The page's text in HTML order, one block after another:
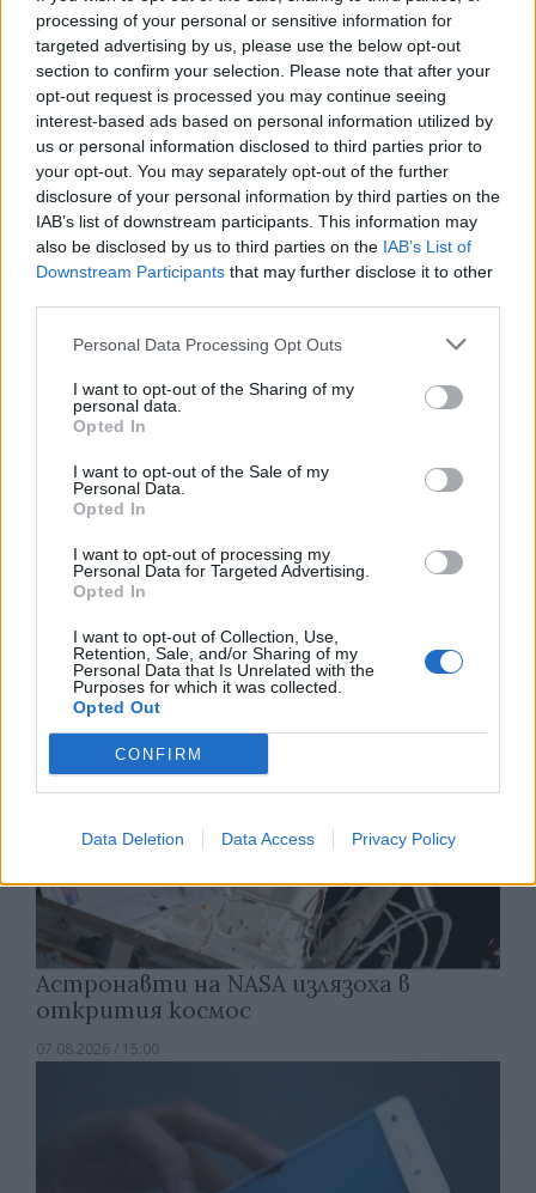
processing of your personal or sensitive information for
targeted advertising by us, please use the below opt-out
section to confirm your selection. Please note that after your
opt-out request is processed you may continue seeing
interest-based ads based on personal information utilized by
us or personal information disclosed to third parties prior to
your opt-out. You may separately opt-out of the further
disclosure of your personal information by third parties on the
IAB’s list of downstream participants. This information may
also be disclosed by us to third parties on the IAB’s List of
Downstream Participants that may further disclose it to other
Personal Data Processing Opt Outs
I want to opt-out of the Sharing of my
personal data.
Opted In
I want to opt-out of the Sale of my
Personal Data.
Opted In
I want to opt-out of processing my
Personal Data for Targeted Advertising.
Opted In
I want to opt-out of Collection, Use,
Retention, Sale, and/or Sharing of my
Personal Data that Is Unrelated with the
Purposes for which it was collected.
Opted Out
CONFIRM
Data Deletion Data Access Privacy Policy
Древен храм на почти 900 години
откриха под кафене за сладолед в
Полша
07.08.2026 / 16:00
Изкуствен интелект за първи път
създаде нови жизнеспособни вируси
Астронавти на NASA излязоха в
открития космос
07.08.2026 / 15:00